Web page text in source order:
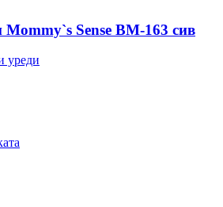
Mommy`s Sense BM-163 сив
уреди